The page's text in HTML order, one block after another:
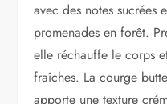
avec des notes sucrées
promenades en forêt.
elle réchauffe le corps
fraîches. La courge
apporte une texture